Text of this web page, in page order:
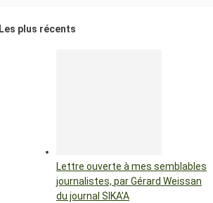
Les plus récents
Lettre ouverte à mes semblables
journalistes, par Gérard Weissan
du journal SIKA’A